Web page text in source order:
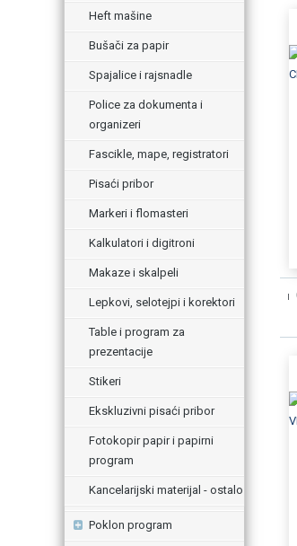
Heft mašine
Bušači za papir
Spajalice i rajsnadle
Police za dokumenta i
organizeri
Fascikle, mape, registratori
Pisaći pribor
Markeri i flomasteri
Kalkulatori i digitroni
Makaze i skalpeli
Lepkovi, selotejpi i korektori
Table i program za
prezentacije
Stikeri
Ekskluzivni pisaći pribor
Fotokopir papir i papirni
program
Kancelarijski materijal - ostalo
Poklon program